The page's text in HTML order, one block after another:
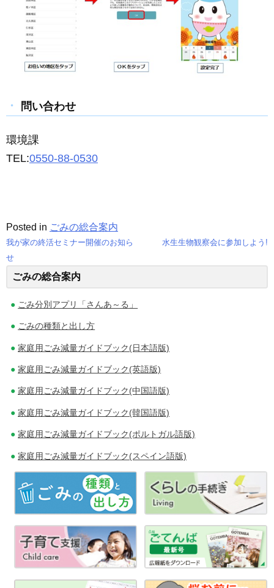
問い合わせ
環境課
TEL:0550-88-0530
Posted in ごみの総合案内
投
稿
ナ
ビ
ゲ
ー
シ
ョ
我が家の終活セミナー開催のお知ら
せ
水生生物観察会に参加しよう!
ごみの総合案内
ごみ分別アプリ「さんあ～る」
ごみの種類と出し方
家庭用ごみ減量ガイドブック(日本語版)
家庭用ごみ減量ガイドブック(英語版)
家庭用ごみ減量ガイドブック(中国語版)
家庭用ごみ減量ガイドブック(韓国語版)
家庭用ごみ減量ガイドブック(ポルトガル語版)
家庭用ごみ減量ガイドブック(スペイン語版)